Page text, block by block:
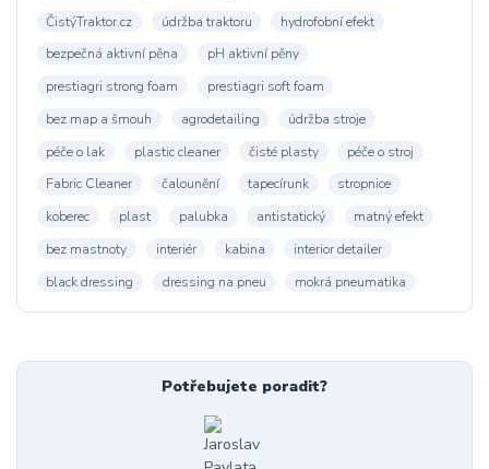
ČistýTraktor.cz
údržba traktoru
hydrofobní efekt
bezpečná aktivní pěna
pH aktivní pěny
prestiagri strong foam
prestiagri soft foam
bez map a šmouh
agrodetailing
údržba stroje
péče o lak
plastic cleaner čisté plasty
péče o stroj
Fabric Cleaner
čalounění tapecírunk
stropnice
koberec
plast palubka antistatický
matný efekt
bez mastnoty
interiér kabina
interior detailer
black dressing
dressing na pneu mokrá pneumatika
Potřebujete poradit?